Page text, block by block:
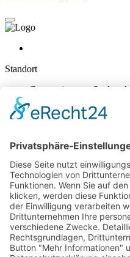
Standort
Gymnasium am Stadtpark
47829 Krefeld
02151 - 362040
Sekretariat
Mo-Do: 7:45 – 14:30 Uhr
Fr: 7:45-14:00
Kontakt & Info
Kontakt